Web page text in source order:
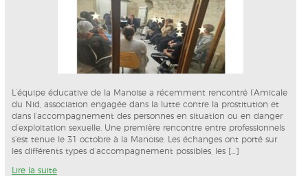
L’équipe éducative de la Manoise a récemment rencontré l’Amicale
du Nid, association engagée dans la lutte contre la prostitution et
dans l’accompagnement des personnes en situation ou en danger
d’exploitation sexuelle. Une première rencontre entre professionnels
s’est tenue le 31 octobre à la Manoise. Les échanges ont porté sur
les différents types d’accompagnement possibles, les […]
Lire la suite